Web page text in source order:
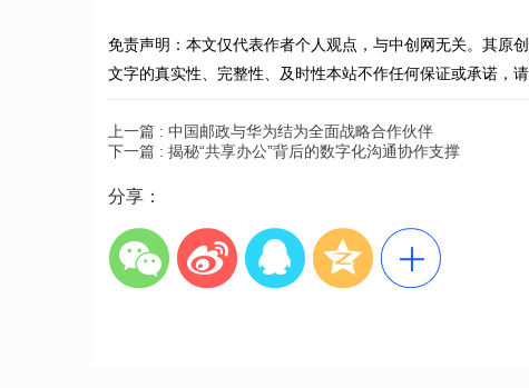
免责声明：本文仅代表作者个人观点，与中创网无关。其原
文字的真实性、完整性、及时性本站不作任何保证或承诺，
上一篇 : 中国邮政与华为结为全面战略合作伙伴
下一篇 : 揭秘“共享办公”背后的数字化沟通协作支撑
分享：